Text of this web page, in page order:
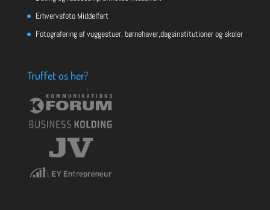
Erhvervsfoto Middelfart
Fotografering af vuggestuer, børnehaver,dagsinstitutioner og skoler
Truffet os her?